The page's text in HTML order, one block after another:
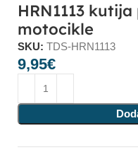
HRN1113
motocikle
SKU:TDS-HRN1113
9,95€